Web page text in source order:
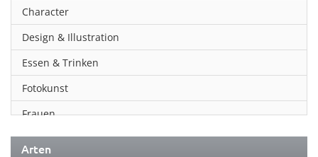
Character
Design & Illustration
Essen & Trinken
Fotokunst
Frauen
Fußball
Arten